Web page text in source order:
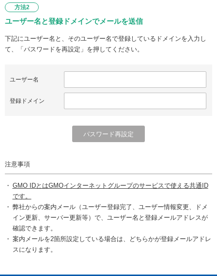
方法2
ユーザー名と登録ドメインでメールを送信
下記にユーザー名と、そのユーザー名で登録しているドメインを入力し
て、「パスワードを再設定」を押してください。
ユーザー名
登録ドメイン
注意事項
GMO IDとはGMOインターネットグループのサービスで使える共通ID
です。
弊社からの案内メール（ユーザー登録完了、ユーザー情報変更、ドメ
イン更新、サーバー更新等）で、ユーザー名と登録メールアドレスが
確認できます。
案内メールを2箇所設定している場合は、どちらかが登録メールアドレ
スになります。